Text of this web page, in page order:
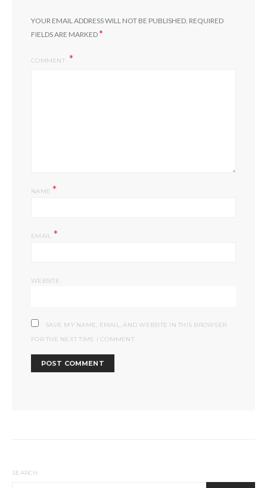
YOUR EMAIL ADDRESS WILL NOT BE PUBLISHED. REQUIRED
FIELDS ARE MARKED*
COMMENT
NAME *
EMAIL *
WEBSITE
SAVE MY NAME, EMAIL, AND WEBSITE IN THIS BROWSER
FOR THE NEXT TIME I COMMENT.
SEARCH